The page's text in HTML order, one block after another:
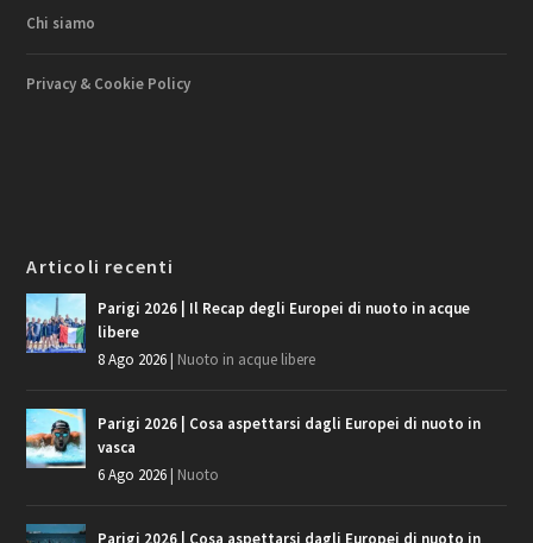
Chi siamo
Privacy & Cookie Policy
Articoli recenti
Parigi 2026 | Il Recap degli Europei di nuoto in acque
libere
8 Ago 2026| Nuoto in acque libere
Parigi 2026 | Cosa aspettarsi dagli Europei di nuoto in
vasca
6 Ago 2026| Nuoto